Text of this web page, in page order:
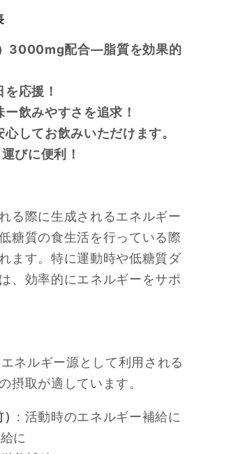
3000mg配合―脂質を効果的
応援！
飲みやすさを追求！
してお飲みいただけます。
びに便利！
る際に生成されるエネルギー
糖質の食生活を行っている際
ます。特に運動時や低糖質ダ
、効率的にエネルギーをサポ
ネルギー源として利用される
摂取が適しています。
: 活動時のエネルギー補給に
に